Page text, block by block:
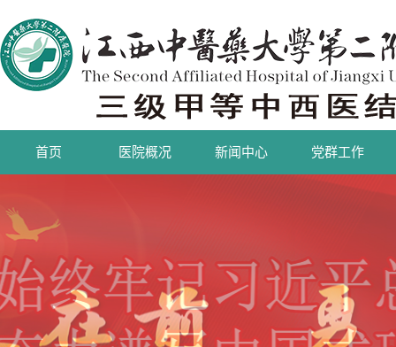
首页 医院概况 新闻中心 党群工作